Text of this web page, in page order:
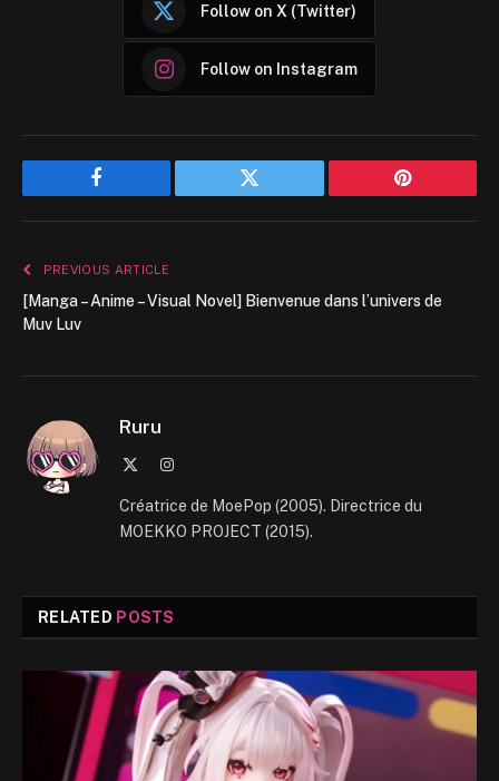
Follow on X (Twitter)
Follow on Instagram
Facebook Twitter Pinterest
PREVIOUS ARTICLE
[Manga – Anime – Visual Novel] Bienvenue dans l’univers de
Muv Luv
Ruru
Instagram
Créatrice de MoePop (2005). Directrice du
MOEKKO PROJECT (2015).
RELATED POSTS